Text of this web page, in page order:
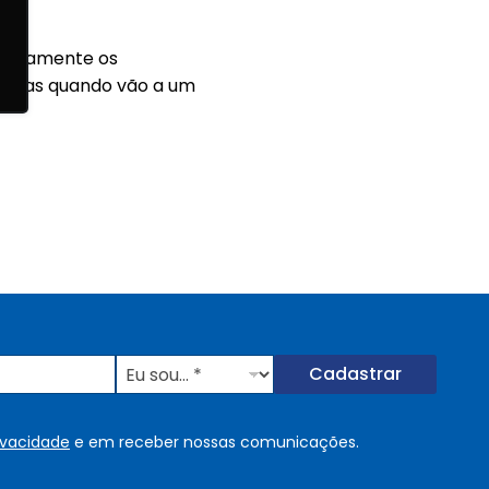
os
quando vão a um
E
u
u
Cadastrar
e em receber nossas comunicações.